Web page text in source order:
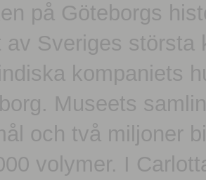
på Göteborgs
av Sveriges största
kompaniets
Museets
och två miljoner
volymer. I